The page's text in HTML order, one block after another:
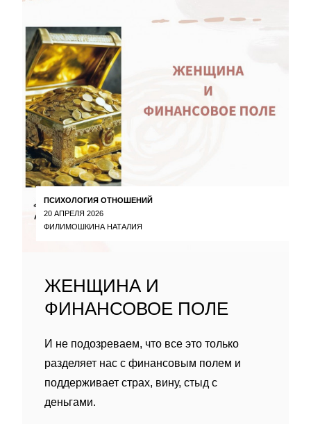
ПСИХОЛОГИЯ ОТНОШЕНИЙ
20 АПРЕЛЯ 2026
ФИЛИМОШКИНА НАТАЛИЯ
ЖЕНЩИНА И
ФИНАНСОВОЕ ПОЛЕ
И не подозреваем, что все это только
разделяет нас с финансовым полем и
поддерживает страх, вину, стыд с
деньгами.